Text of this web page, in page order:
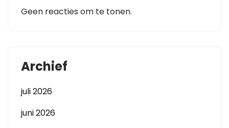
Geen reacties om te tonen.
Archief
juli 2026
juni 2026